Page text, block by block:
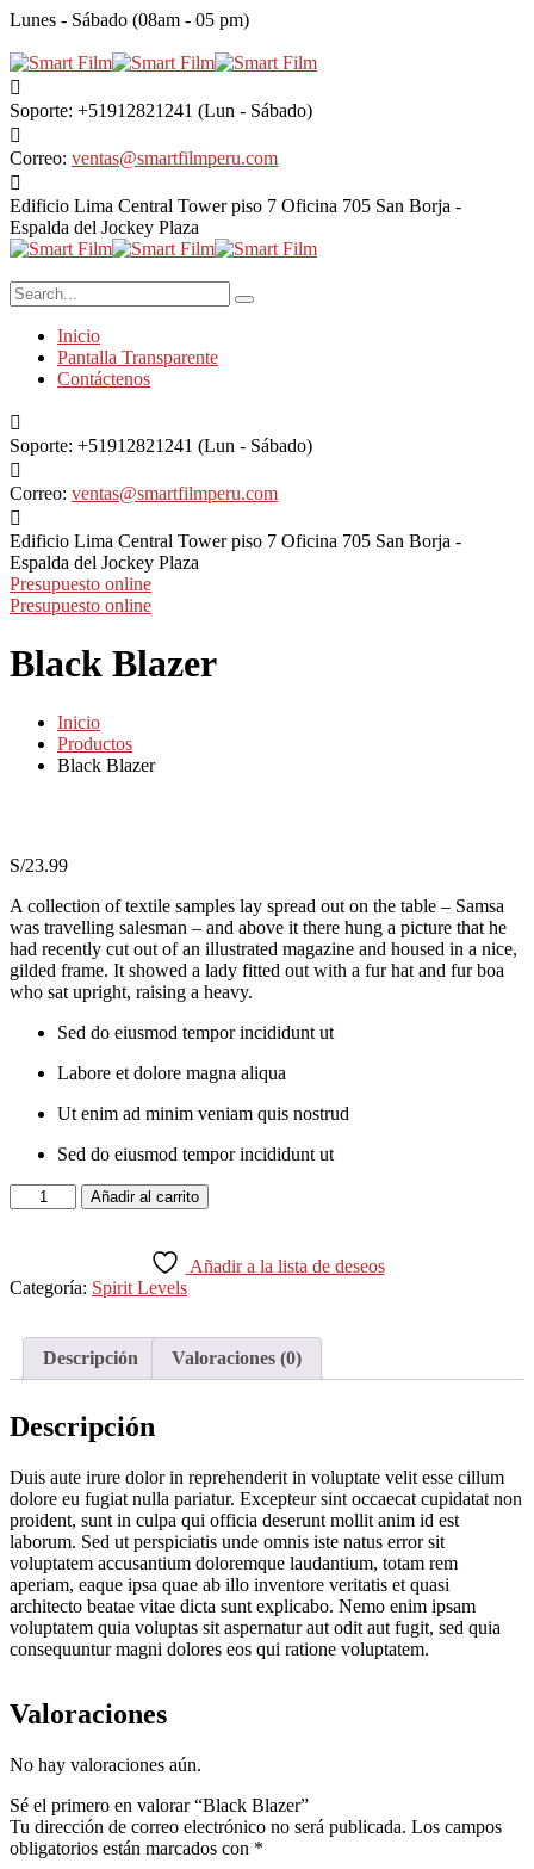
Lunes - Sábado (08am - 05 pm)
Soporte: +51912821241 (Lun - Sábado)
Correo: ventas@smartfilmperu.com
Edificio Lima Central Tower piso 7 Oficina 705 San Borja -
Espalda del Jockey Plaza
Inicio
Pantalla Transparente
Contáctenos
Soporte: +51912821241 (Lun - Sábado)
Correo: ventas@smartfilmperu.com
Edificio Lima Central Tower piso 7 Oficina 705 San Borja -
Espalda del Jockey Plaza
Presupuesto online
Presupuesto online
Black Blazer
Inicio
Productos
Black Blazer
S/23.99
A collection of textile samples lay spread out on the table – Samsa
was travelling salesman – and above it there hung a picture that he
had recently cut out of an illustrated magazine and housed in a nice,
gilded frame. It showed a lady fitted out with a fur hat and fur boa
who sat upright, raising a heavy.
Sed do eiusmod tempor incididunt ut
Labore et dolore magna aliqua
Ut enim ad minim veniam quis nostrud
Sed do eiusmod tempor incididunt ut
Black
Blazer
Añadir al carrito
Añadir a la lista de deseos
Categoría: Spirit Levels
Descripción Valoraciones (0)
Descripción
Duis aute irure dolor in reprehenderit in voluptate velit esse cillum
dolore eu fugiat nulla pariatur. Excepteur sint occaecat cupidatat non
proident, sunt in culpa qui officia deserunt mollit anim id est
laborum. Sed ut perspiciatis unde omnis iste natus error sit
voluptatem accusantium doloremque laudantium, totam rem
aperiam, eaque ipsa quae ab illo inventore veritatis et quasi
architecto beatae vitae dicta sunt explicabo. Nemo enim ipsam
voluptatem quia voluptas sit aspernatur aut odit aut fugit, sed quia
consequuntur magni dolores eos qui ratione voluptatem.
Valoraciones
No hay valoraciones aún.
Sé el primero en valorar “Black Blazer”
Tu dirección de correo electrónico no será publicada. Los campos
obligatorios están marcados con *